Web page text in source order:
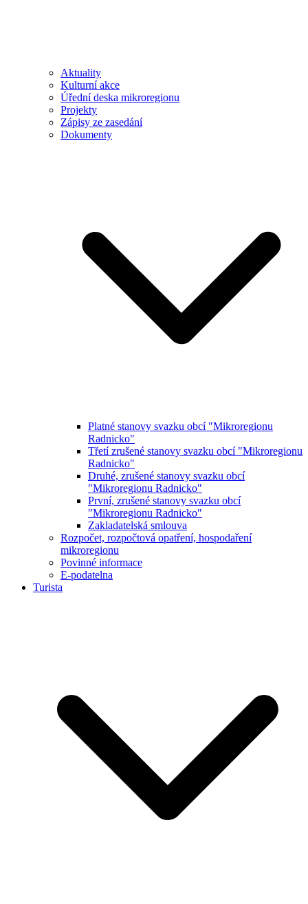
Aktuality
Kulturní akce
Úřední deska mikroregionu
Projekty
Zápisy ze zasedání
Dokumenty
Platné stanovy svazku obcí "Mikroregionu
Radnicko"
Třetí zrušené stanovy svazku obcí "Mikroregionu
Radnicko"
Druhé, zrušené stanovy svazku obcí
"Mikroregionu Radnicko"
První, zrušené stanovy svazku obcí
"Mikroregionu Radnicko"
Zakladatelská smlouva
Rozpočet, rozpočtová opatření, hospodaření
mikroregionu
Povinné informace
E-podatelna
Turista